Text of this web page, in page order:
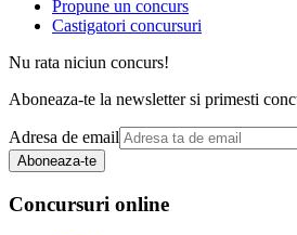
Propune un concurs
Castigatori concursuri
Nu rata niciun concurs!
Aboneaza-te la newsletter si primesti
Adresa de email
Aboneaza-te
Concursuri online